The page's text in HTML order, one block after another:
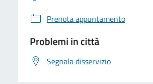
Prenota appuntamento
Problemi in città
Segnala disservizio